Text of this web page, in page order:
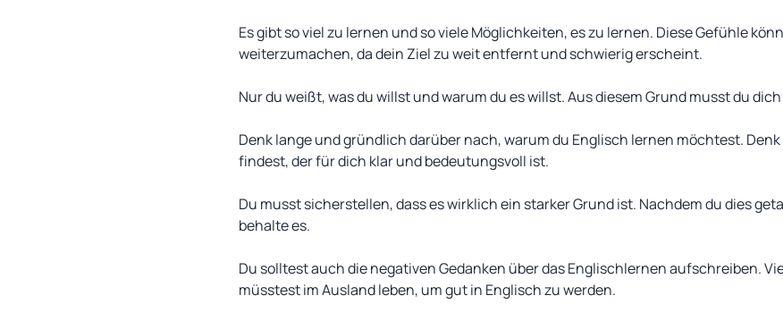
Es gibt so viel zu lernen und so viele Möglichkeiten, es zu lernen. Diese Gefühle
weiterzumachen, da dein Ziel zu weit entfernt und schwierig erscheint.
Nur du weißt, was du willst und warum du es willst. Aus diesem Grund musst du
Denk lange und gründlich darüber nach, warum du Englisch lernen möchtest.
findest, der für dich klar und bedeutungsvoll ist.
Du musst sicherstellen, dass es wirklich ein starker Grund ist. Nachdem du dies
behalte es.
Du solltest auch die negativen Gedanken über das Englischlernen aufschreiben.
müsstest im Ausland leben, um gut in Englisch zu werden.